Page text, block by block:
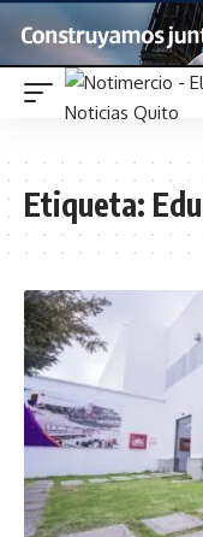
Etiqueta: